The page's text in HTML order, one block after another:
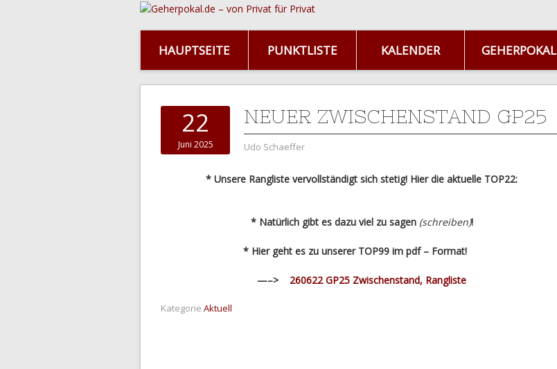
HAUPTSEITE PUNKTLISTE KALENDER GEHERPOKAL
22
Juni 2025
NEUER ZWISCHENSTAND GP25
Udo Schaeffer
* Unsere Rangliste vervollständigt sich stetig! Hier die aktuelle TOP22:
* Natürlich gibt es dazu viel zu sagen (schreiben)!
* Hier geht es zu unserer TOP99 im pdf – Format!
—–> 260622 GP25 Zwischenstand, Rangliste
Kategorie Aktuell